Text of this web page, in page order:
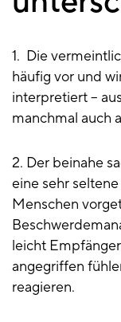
1. Die
häufig vor und
interpretiert –
manchmal auch
2. Der beinahe
eine sehr
Menschen
leicht
angegriffen
reagieren.